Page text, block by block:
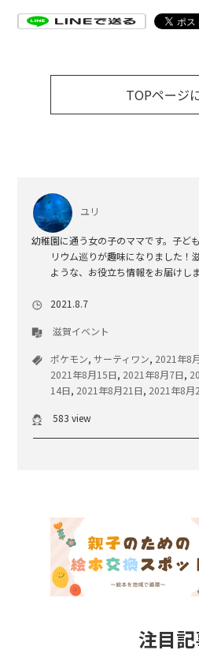
TOPページ
ユリ
幼稚園に通う女の子のママです。子ど
リウム巡りが趣味になりました！
ような、お役立ち情報をお届けし
2021.8.7
滋賀イベント
ポケモン,サーティワン, 2021年8
2021年8月15日, 2021年8月7日,
14日, 2021年8月21日, 2021年8月
583 view
注目